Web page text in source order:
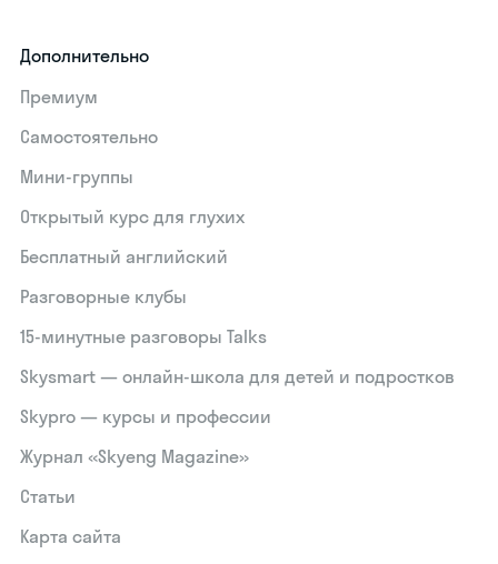
Дополнительно
Премиум
Самостоятельно
Мини-группы
Открытый курс для глухих
Бесплатный английский
Разговорные клубы
15‑минутные разговоры Talks
Skysmart — онлайн-школа для детей и подростков
Skypro — курсы и профессии
Журнал «Skyeng Magazine»
Статьи
Карта сайта